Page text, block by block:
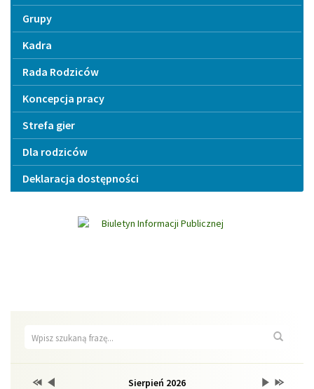
Grupy
Kadra
Rada Rodziców
Koncepcja pracy
Strefa gier
Dla rodziców
Deklaracja dostępności
Wyszukiwarka
Lista
Sierpień 2026Brak
PrzestawPrzestaw Przestaw
Przestaw